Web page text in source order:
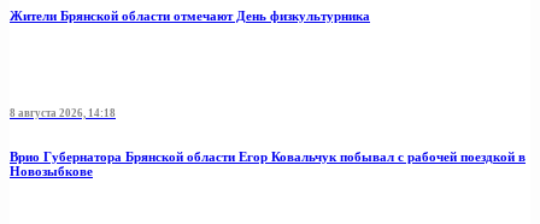
Жители Брянской области отмечают День физкультурника
8 августа 2026, 14:18
Врио Губернатора Брянской области Егор Ковальчук побывал с рабочей поездкой в
Новозыбкове